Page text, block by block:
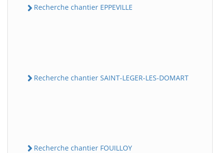
Recherche chantier EPPEVILLE
Recherche chantier SAINT-LEGER-LES-DOMART
Recherche chantier FOUILLOY